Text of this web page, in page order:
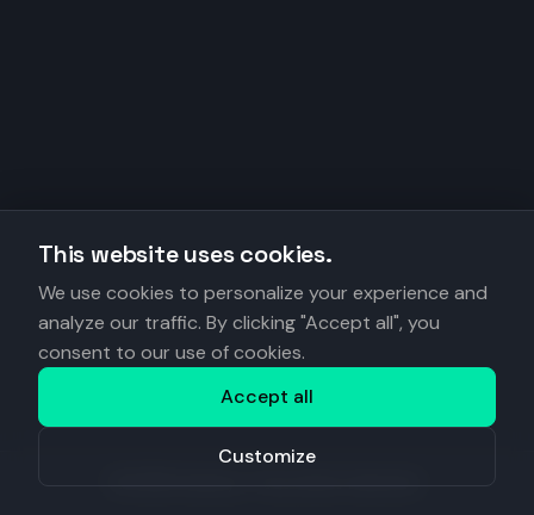
This website uses cookies.
We use cookies to personalize your experience and
analyze our traffic. By clicking "Accept all", you
consent to our use of cookies.
Accept all
Customize